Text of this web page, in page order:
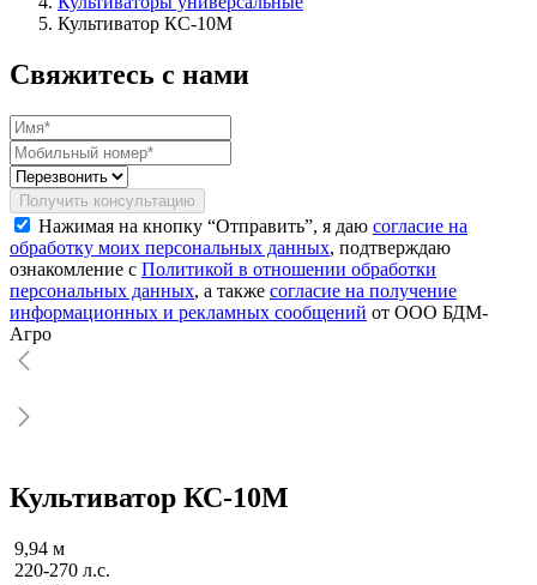
Культиватор КС-10М
Свяжитесь с нами
Получить консультацию
Нажимая на кнопку “Отправить”, я даю согласие на
обработку моих персональных данных, подтверждаю
ознакомление с Политикой в отношении обработки
персональных данных, а также согласие на получение
информационных и рекламных сообщений от ООО БДМ-
Агро
Культиватор КС-10М
9,94 м
220-270 л.с.